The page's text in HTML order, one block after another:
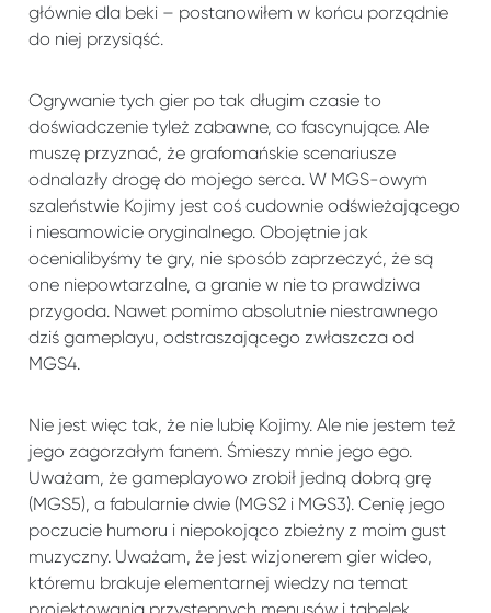
głównie dla beki – postanowiłem w końcu porządnie
do niej przysiąść.
Ogrywanie tych gier po tak długim czasie to
doświadczenie tyleż zabawne, co fascynujące. Ale
muszę przyznać, że grafomańskie scenariusze
odnalazły drogę do mojego serca. W MGS-owym
szaleństwie Kojimy jest coś cudownie odświeżającego
i niesamowicie oryginalnego. Obojętnie jak
ocenialibyśmy te gry, nie sposób zaprzeczyć, że są
one niepowtarzalne, a granie w nie to prawdziwa
przygoda. Nawet pomimo absolutnie niestrawnego
dziś gameplayu, odstraszającego zwłaszcza od
MGS4.
Nie jest więc tak, że nie lubię Kojimy. Ale nie jestem też
jego zagorzałym fanem. Śmieszy mnie jego ego.
Uważam, że gameplayowo zrobił jedną dobrą grę
(MGS5), a fabularnie dwie (MGS2 i MGS3). Cenię jego
poczucie humoru i niepokojąco zbieżny z moim gust
muzyczny. Uważam, że jest wizjonerem gier wideo,
któremu brakuje elementarnej wiedzy na temat